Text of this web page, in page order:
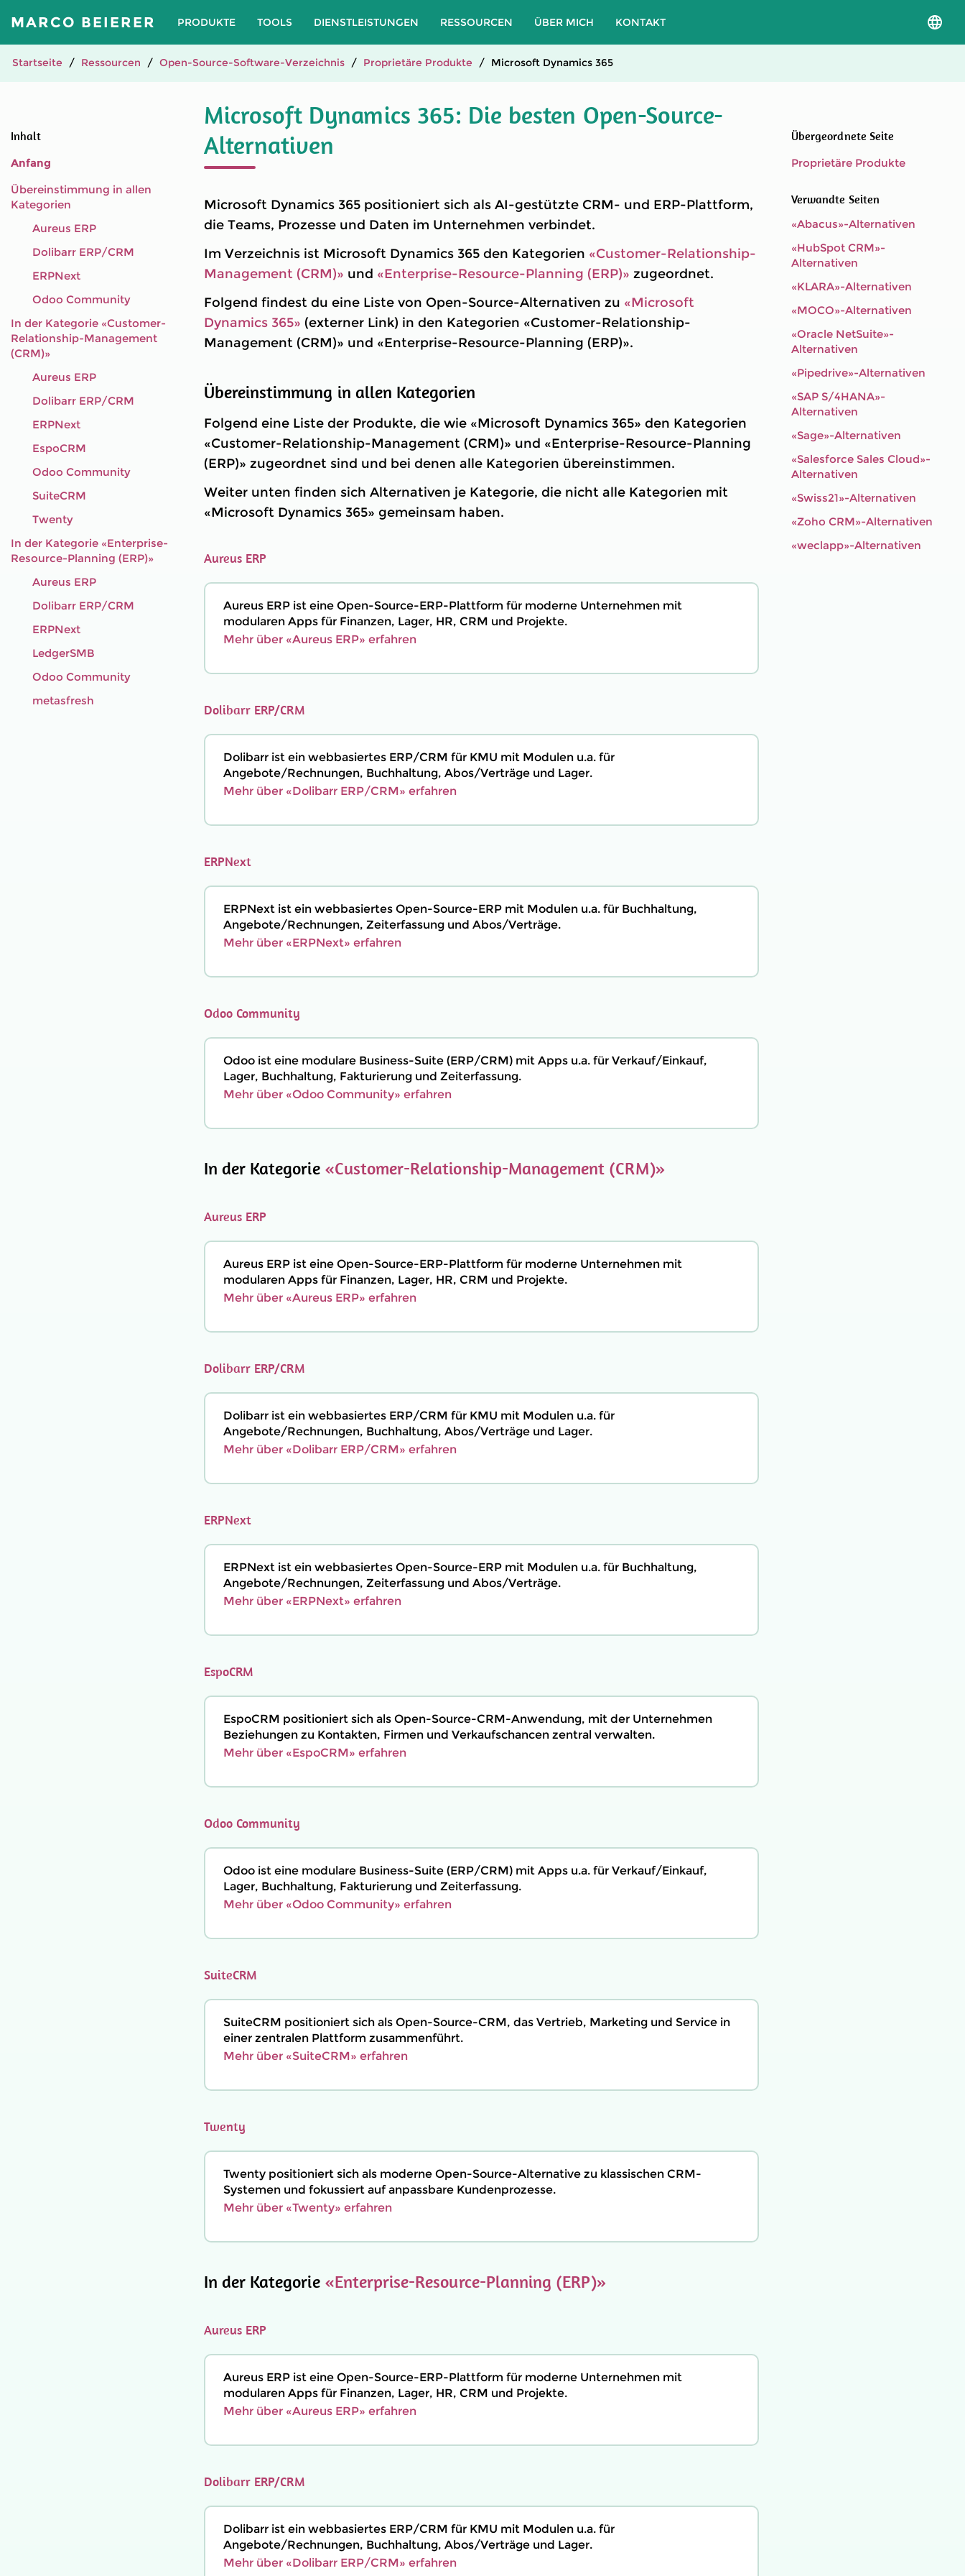
MARCO BEIERER PRODUKTE TOOLS DIENSTLEISTUNGEN RESSOURCEN ÜBER MICH KONTAKT
Startseite Ressourcen Open-Source-Software-Verzeichnis Proprietäre Produkte Microsoft Dynamics 365
Inhalt
Anfang
Übereinstimmung in allen
Kategorien
Aureus ERP
Dolibarr ERP/CRM
ERPNext
Odoo Community
In der Kategorie «Customer-
Relationship-Management
(CRM)»
Aureus ERP
Dolibarr ERP/CRM
ERPNext
EspoCRM
Odoo Community
SuiteCRM
Twenty
In der Kategorie «Enterprise-
Resource-Planning (ERP)»
Aureus ERP
Dolibarr ERP/CRM
ERPNext
LedgerSMB
Odoo Community
metasfresh
Microsoft Dynamics 365: Die besten Open-Source-
Alternativen
Microsoft Dynamics 365 positioniert sich als AI-gestützte CRM- und ERP-Plattform,
die Teams, Prozesse und Daten im Unternehmen verbindet.
Im Verzeichnis ist Microsoft Dynamics 365 den Kategorien «Customer-Relationship-
Management (CRM)» und «Enterprise-Resource-Planning (ERP)» zugeordnet.
Folgend findest du eine Liste von Open-Source-Alternativen zu «Microsoft
Dynamics 365» (externer Link) in den Kategorien «Customer-Relationship-
Management (CRM)» und «Enterprise-Resource-Planning (ERP)».
Übereinstimmung in allen Kategorien
Folgend eine Liste der Produkte, die wie «Microsoft Dynamics 365» den Kategorien
«Customer-Relationship-Management (CRM)» und «Enterprise-Resource-Planning
(ERP)» zugeordnet sind und bei denen alle Kategorien übereinstimmen.
Weiter unten finden sich Alternativen je Kategorie, die nicht alle Kategorien mit
«Microsoft Dynamics 365» gemeinsam haben.
Aureus ERP
Aureus ERP ist eine Open-Source-ERP-Plattform für moderne Unternehmen mit
modularen Apps für Finanzen, Lager, HR, CRM und Projekte.
Mehr über «Aureus ERP» erfahren
Dolibarr ERP/CRM
Dolibarr ist ein webbasiertes ERP/CRM für KMU mit Modulen u.a. für
Angebote/Rechnungen, Buchhaltung, Abos/Verträge und Lager.
Mehr über «Dolibarr ERP/CRM» erfahren
ERPNext
ERPNext ist ein webbasiertes Open-Source-ERP mit Modulen u.a. für Buchhaltung,
Angebote/Rechnungen, Zeiterfassung und Abos/Verträge.
Mehr über «ERPNext» erfahren
Odoo Community
Odoo ist eine modulare Business-Suite (ERP/CRM) mit Apps u.a. für Verkauf/Einkauf,
Lager, Buchhaltung, Fakturierung und Zeiterfassung.
Mehr über «Odoo Community» erfahren
In der Kategorie «Customer-Relationship-Management (CRM)»
Aureus ERP
Aureus ERP ist eine Open-Source-ERP-Plattform für moderne Unternehmen mit
modularen Apps für Finanzen, Lager, HR, CRM und Projekte.
Mehr über «Aureus ERP» erfahren
Dolibarr ERP/CRM
Dolibarr ist ein webbasiertes ERP/CRM für KMU mit Modulen u.a. für
Angebote/Rechnungen, Buchhaltung, Abos/Verträge und Lager.
Mehr über «Dolibarr ERP/CRM» erfahren
ERPNext
ERPNext ist ein webbasiertes Open-Source-ERP mit Modulen u.a. für Buchhaltung,
Angebote/Rechnungen, Zeiterfassung und Abos/Verträge.
Mehr über «ERPNext» erfahren
EspoCRM
EspoCRM positioniert sich als Open-Source-CRM-Anwendung, mit der Unternehmen
Beziehungen zu Kontakten, Firmen und Verkaufschancen zentral verwalten.
Mehr über «EspoCRM» erfahren
Odoo Community
Odoo ist eine modulare Business-Suite (ERP/CRM) mit Apps u.a. für Verkauf/Einkauf,
Lager, Buchhaltung, Fakturierung und Zeiterfassung.
Mehr über «Odoo Community» erfahren
SuiteCRM
SuiteCRM positioniert sich als Open-Source-CRM, das Vertrieb, Marketing und Service in
einer zentralen Plattform zusammenführt.
Mehr über «SuiteCRM» erfahren
Twenty
Twenty positioniert sich als moderne Open-Source-Alternative zu klassischen CRM-
Systemen und fokussiert auf anpassbare Kundenprozesse.
Mehr über «Twenty» erfahren
In der Kategorie «Enterprise-Resource-Planning (ERP)»
Aureus ERP
Aureus ERP ist eine Open-Source-ERP-Plattform für moderne Unternehmen mit
modularen Apps für Finanzen, Lager, HR, CRM und Projekte.
Mehr über «Aureus ERP» erfahren
Dolibarr ERP/CRM
Dolibarr ist ein webbasiertes ERP/CRM für KMU mit Modulen u.a. für
Angebote/Rechnungen, Buchhaltung, Abos/Verträge und Lager.
Mehr über «Dolibarr ERP/CRM» erfahren
Übergeordnete Seite
Proprietäre Produkte
Verwandte Seiten
«Abacus»-Alternativen
«HubSpot CRM»-
Alternativen
«KLARA»-Alternativen
«MOCO»-Alternativen
«Oracle NetSuite»-
Alternativen
«Pipedrive»-Alternativen
«SAP S/4HANA»-
Alternativen
«Sage»-Alternativen
«Salesforce Sales Cloud»-
Alternativen
«Swiss21»-Alternativen
«Zoho CRM»-Alternativen
«weclapp»-Alternativen